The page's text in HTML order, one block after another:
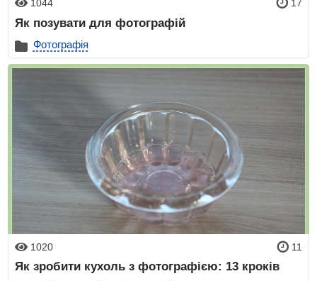
1044 17
Як позувати для фотографій
Фотографія
1020 11
Як зробити кухоль з фотографією: 13 кроків